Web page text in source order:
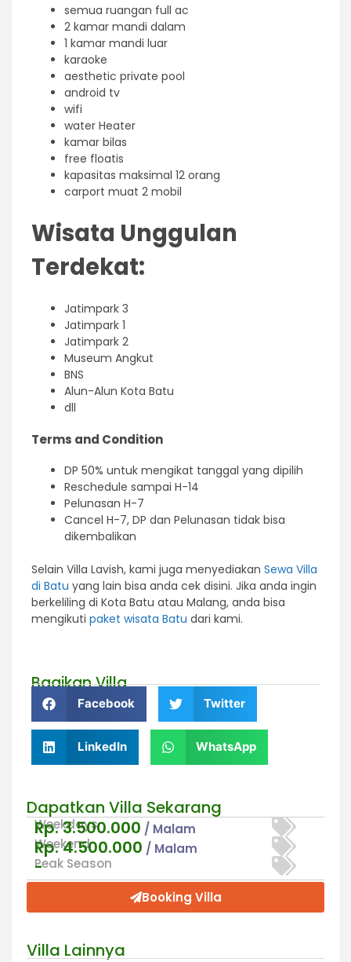
semua ruangan full ac
2 kamar mandi dalam
1 kamar mandi luar
karaoke
aesthetic private pool
android tv
wifi
water Heater
kamar bilas
free floatis
kapasitas maksimal 12 orang
carport muat 2 mobil
Wisata Unggulan
Terdekat:
Jatimpark 3
Jatimpark 1
Jatimpark 2
Museum Angkut
BNS
Alun-Alun Kota Batu
dll
Terms and Condition
DP 50% untuk mengikat tanggal yang dipilih
Reschedule sampai H-14
Pelunasan H-7
Cancel H-7, DP dan Pelunasan tidak bisa
dikembalikan
Selain Villa Lavish, kami juga menyediakan Sewa Villa
di Batu yang lain bisa anda cek disini. Jika anda ingin
berkeliling di Kota Batu atau Malang, anda bisa
mengikuti paket wisata Batu dari kami.
Bagikan Villa
Facebook Twitter
LinkedIn WhatsApp
Dapatkan Villa Sekarang
Weekdays
Rp. 3.500.000 / Malam
Weekend
Rp. 4.500.000 / Malam
Peak Season
-
Booking Villa
Villa Lainnya